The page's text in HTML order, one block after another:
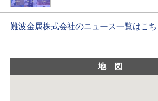
難波金属株式会社のニュース一覧はこち
地図